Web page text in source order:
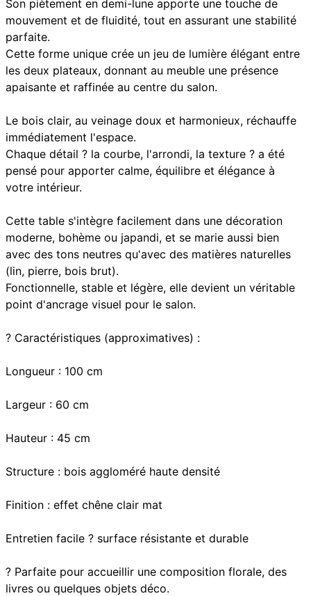
Son piètement en demi-lune apporte une touche de
mouvement et de fluidité, tout en assurant une stabilité
parfaite.
Cette forme unique crée un jeu de lumière élégant entre
les deux plateaux, donnant au meuble une présence
apaisante et raffinée au centre du salon.
Le bois clair, au veinage doux et harmonieux, réchauffe
immédiatement l'espace.
Chaque détail ? la courbe, l'arrondi, la texture ? a été
pensé pour apporter calme, équilibre et élégance à
votre intérieur.
Cette table s'intègre facilement dans une décoration
moderne, bohème ou japandi, et se marie aussi bien
avec des tons neutres qu'avec des matières naturelles
(lin, pierre, bois brut).
Fonctionnelle, stable et légère, elle devient un véritable
point d'ancrage visuel pour le salon.
? Caractéristiques (approximatives) :
Longueur : 100 cm
Largeur : 60 cm
Hauteur : 45 cm
Structure : bois aggloméré haute densité
Finition : effet chêne clair mat
Entretien facile ? surface résistante et durable
? Parfaite pour accueillir une composition florale, des
livres ou quelques objets déco.